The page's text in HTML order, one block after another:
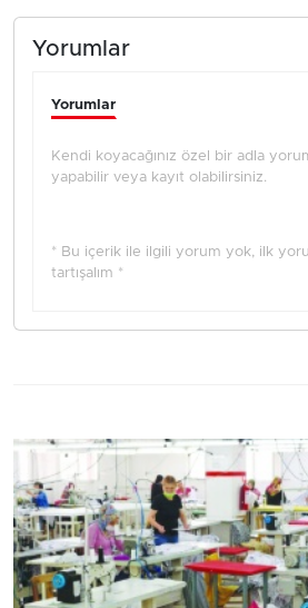
Yorumlar
Yorumlar
Kendi koyacağınız özel bir adla
yapabilir veya kayıt olabilirsiniz.
* Bu içerik ile ilgili yorum yok, ilk
tartışalım *